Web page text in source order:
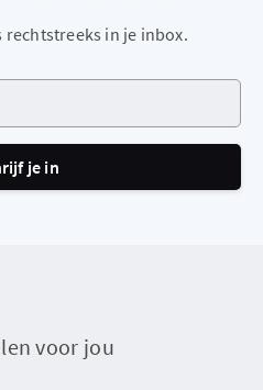
rechtstreeks in je inbox.
je in
voor jou